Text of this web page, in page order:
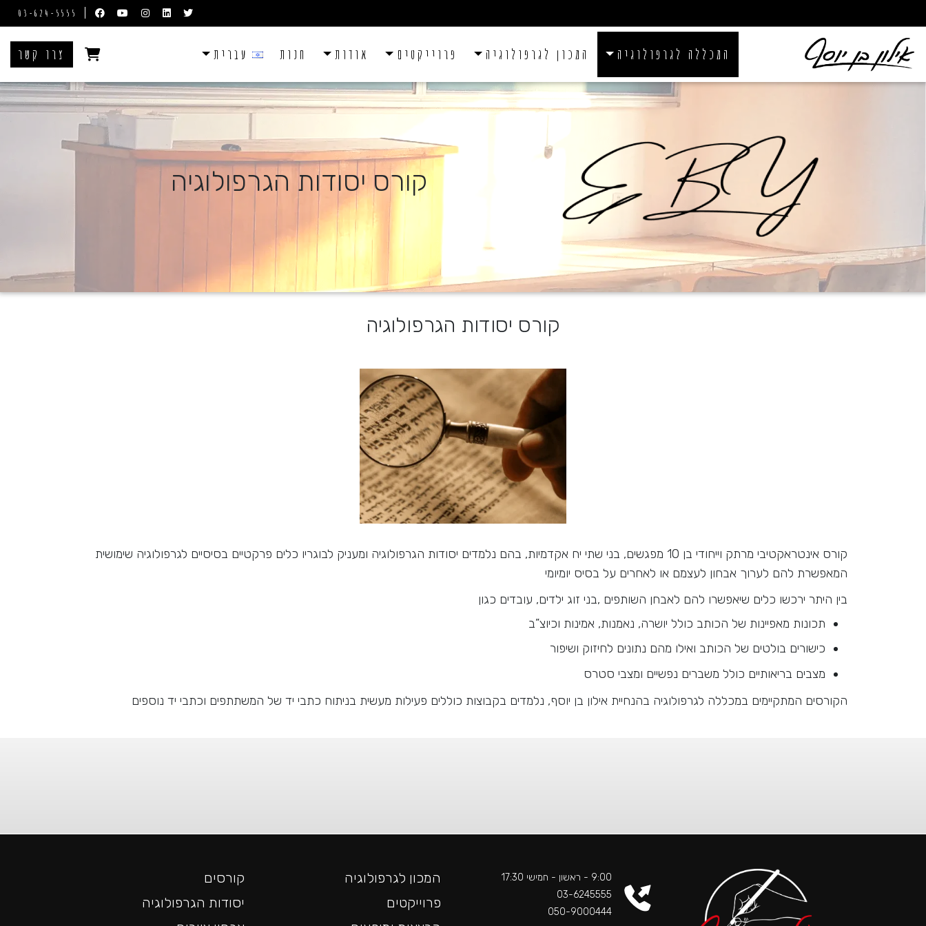
03-624-5555
המכללה לגרפולוגיה המכון לגרפולוגיה פרוייקטים אודות חנות עברית צרו קשר
קורס יסודות הגרפולוגיה
קורס יסודות הגרפולוגיה
קורס אינטראקטיבי מרתק וייחודי בן 10 מפגשים, בני שתי יח אקדמיות, בהם נלמדים יסודות הגרפולוגיה ומעניק לבוגריו כלים פרקטיים בסיסיים לגרפולוגיה שימושית
המאפשרת להם לערוך אבחון לעצמם או לאחרים על בסיס יומיומי
בין היתר ירכשו כלים שיאפשרו להם לאבחן השותפים ,בני זוג ילדים, עובדים כגון
תכונות מאפיינות של הכותב כולל יושרה, נאמנות, אמינות וכיוצ”ב
כישורים בולטים של הכותב ואילו מהם נתונים לחיזוק ושיפור
מצבים בריאותיים כולל משברים נפשיים ומצבי סטרס
הקורסים המתקיימים במכללה לגרפולוגיה בהנחיית אילון בן יוסף, נלמדים בקבוצות כוללים פעילות מעשית בניתוח כתבי יד של המשתתפים וכתבי יד נוספים
9:00 - ראשון - חמישי 17:30
03-6245555
050-9000444
המכון לגרפולוגיה
פרוייקטים
קורסים
יסודות הגרפולוגיה